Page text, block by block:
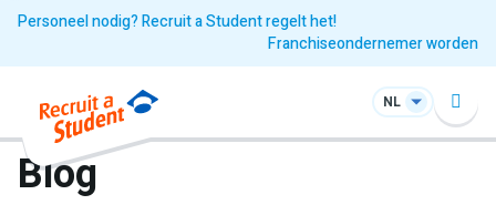
Personeel nodig? Recruit a Student regelt het!
Franchiseondernemer worden
NL
Blog